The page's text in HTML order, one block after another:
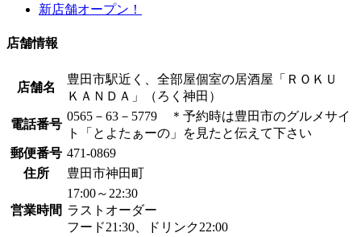
新店舗オープン！
店舗情報
店舗名
豊田市駅近く、全部屋個室の居酒屋「ＲＯＫＵ
ＫＡＮＤＡ」（ろく神田）
電話番号
0565－63－5779 ＊予約時は豊田市のグルメサイ
ト「とよたぁーの」を見たと伝えて下さい
郵便番号 471-0869
住所
豊田市神田町
営業時間
17:00～22:30
ラストオーダー
フード21:30、ドリンク22:00